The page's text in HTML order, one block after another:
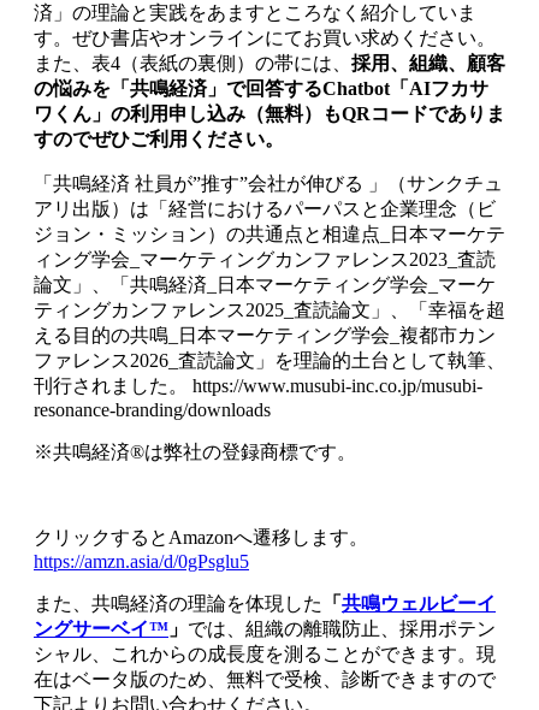
済」の理論と実践をあますところなく紹介していま
す。ぜひ書店やオンラインにてお買い求めください。
また、表4（表紙の裏側）の帯には、 採用、組織、顧客
の悩みを「共鳴経済」で回答するChatbot「AIフカサ
ワくん」の利用申し込み（無料）もQRコードでありま
すのでぜひご利用ください。
「共鳴経済 社員が”推す”会社が伸びる 」（サンクチュ
アリ出版）は「経営におけるパーパスと企業理念（ビ
ジョン・ミッション）の共通点と相違点_日本マーケテ
ィング学会_マーケティングカンファレンス2023_査読
論文」、「共鳴経済_日本マーケティング学会_マーケ
ティングカンファレンス2025_査読論文」、「幸福を超
える目的の共鳴_日本マーケティング学会_複都市カン
ファレンス2026_査読論文」を理論的土台として執筆、
刊行されました。 https://www.musubi-inc.co.jp/musubi-
resonance-branding/downloads
※共鳴経済®は弊社の登録商標です。
クリックするとAmazonへ遷移します。
https://amzn.asia/d/0gPsglu5
また、共鳴経済の理論を体現した 「 共鳴ウェルビーイ
ングサーベイ™ 」 では、組織の離職防止、採用ポテン
シャル、これからの成長度を測ることができます。現
在はベータ版のため、無料で受検、診断できますので
下記よりお問い合わせください。